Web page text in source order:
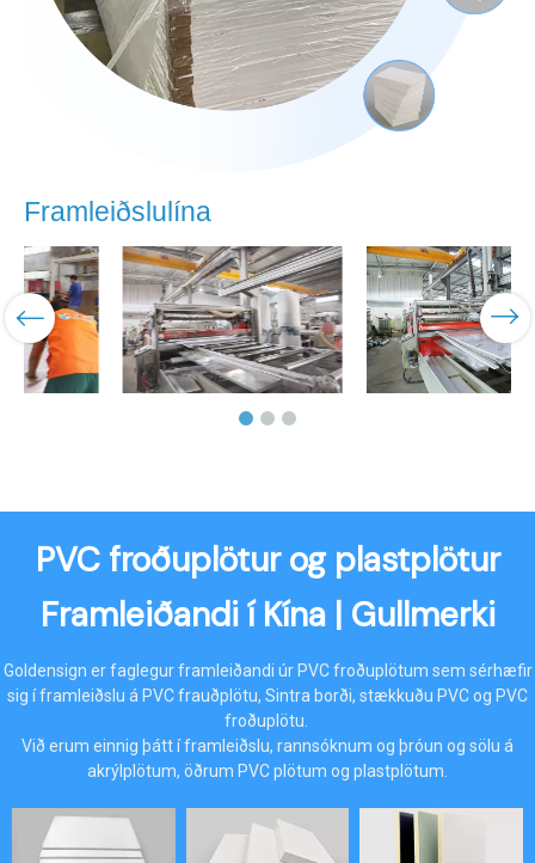
Framleiðslulína
PVC froðuplötur og plastplötur
Framleiðandi í Kína | Gullmerki
Goldensign er faglegur framleiðandi úr PVC froðuplötum sem sérhæfir
sig í framleiðslu á PVC frauðplötu, Sintra borði, stækkuðu PVC og PVC
froðuplötu.
Við erum einnig þátt í framleiðslu, rannsóknum og þróun og sölu á
akrýlplötum, öðrum PVC plötum og plastplötum.